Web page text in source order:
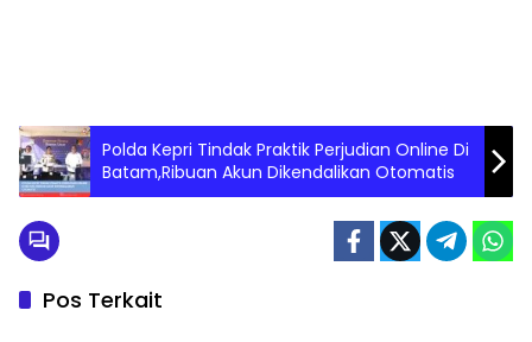
Polda Kepri Tindak Praktik Perjudian Online Di
Batam,Ribuan Akun Dikendalikan Otomatis
Pos Terkait
PEMERINTAHAN